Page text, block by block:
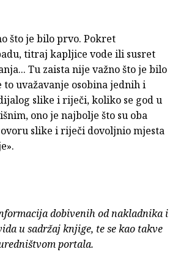
što je bilo prvo. Pokret
titraj kapljice vode ili susret
Tu zaista nije važno što je bilo
uvažavanje osobina jednih i
slike i riječi, koliko se god u
ono je najbolje što su oba
slike i riječi dovoljnio mjesta
dobivenih od nakladnika i
u sadržaj knjige, te se kao takve
portala.